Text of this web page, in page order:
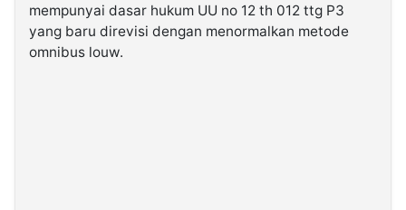
mempunyai dasar hukum UU no 12 th 012 ttg P3
yang baru direvisi dengan menormalkan metode
omnibus louw.